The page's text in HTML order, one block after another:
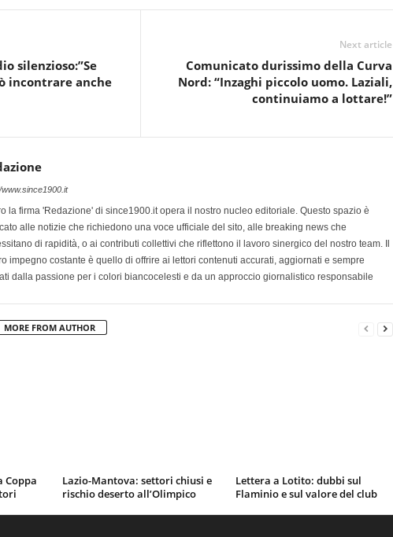
silenzioso:”Se
incontrare anche
Next article
Comunicato durissimo della Curva
Nord: “Inzaghi piccolo uomo. Laziali,
continuiamo a lottare!”
la firma 'Redazione' di since1900.it opera il nostro nucleo editoriale. Questo spazio è
alle notizie che richiedono una voce ufficiale del sito, alle breaking news che
di rapidità, o ai contributi collettivi che riflettono il lavoro sinergico del nostro team. Il
impegno costante è quello di offrire ai lettori contenuti accurati, aggiornati e sempre
dalla passione per i colori biancocelesti e da un approccio giornalistico responsabile
MORE FROM AUTHOR
Coppa
Lazio-Mantova: settori chiusi e
rischio deserto all’Olimpico
Lettera a Lotito: dubbi sul
Flaminio e sul valore del club